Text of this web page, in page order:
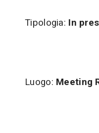
Tipologia: In
Luogo: Meeting